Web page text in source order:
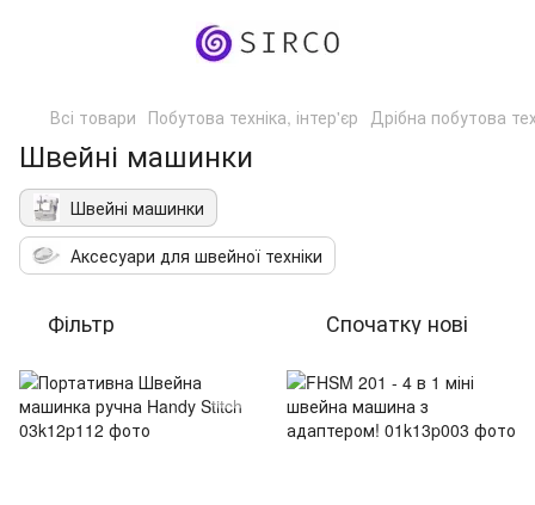
Всі товари Побутова техніка, інтер'єр Дрібна побутова
Швейні машинки
Швейні машинки
Аксесуари для швейної техніки
Фільтр Спочатку нові